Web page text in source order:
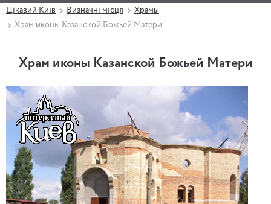
Цікавий Київ Визначні місця
Храмы
Храм иконы Казанской Божьей Матери
Храм иконы Казанской Божьей Матери